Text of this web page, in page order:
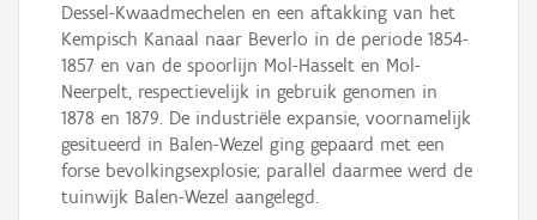
Dessel-Kwaadmechelen en een aftakking van het
Kempisch Kanaal naar Beverlo in de periode 1854-
1857 en van de spoorlijn Mol-Hasselt en Mol-
Neerpelt, respectievelijk in gebruik genomen in
1878 en 1879. De industriële expansie, voornamelijk
gesitueerd in Balen-Wezel ging gepaard met een
forse bevolkingsexplosie; parallel daarmee werd de
tuinwijk Balen-Wezel aangelegd.